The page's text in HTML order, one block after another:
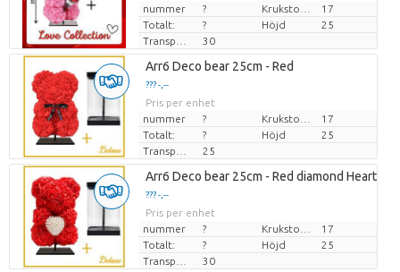
nummer
?
17
Totalt:
? Höjd
25
30
Arr6 Deco bear 25cm - Red
??? -,--
Pris per enhet
nummer
?
17
Totalt:
? Höjd
25
25
Arr6 Deco bear 25cm - Red diamond Heart
??? -,--
Pris per enhet
nummer
?
17
Totalt:
? Höjd
25
30